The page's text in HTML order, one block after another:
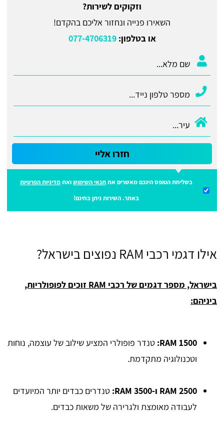
וזקוקים לשירות?
השאירו פנייה ונחזור אליכם בהקדם!
או בטלפון:077-4706319
חזרו אליי
בשליחת הטופס הינכם מאשרים אתתנאי השימושואתמדיניות הפרטיות
באתר. השירות ניתן בחינם!
אילו דגמי רכבי RAM נפוצים בישראל?
בישראל, מספר דגמים של רכבי RAM זוכים לפופולריות,
ביניהם:
RAM 1500: טנדר פופולרי המציע שילוב של עוצמה, נוחות
וטכנולוגיה מתקדמת.
RAM 2500 ו-RAM 3500:
טנדרים כבדים יותר המיועדים
לעבודה מאומצת ולגרירה של משאות כבדים.